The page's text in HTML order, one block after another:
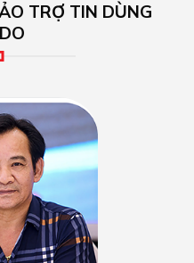
TRỢ TIN DÙNG